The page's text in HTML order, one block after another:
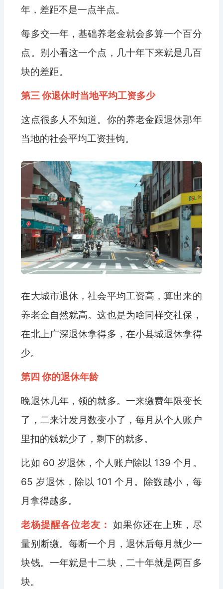
年，差距不是一点半点。
每多交一年，基础养老金就会多算一个百分
点。别小看这一个点，几十年下来就是几百
块的差距。
第三 你退休时当地平均工资多少
这点很多人不知道。你的养老金跟退休那年
当地的社会平均工资挂钩。
在大城市退休，社会平均工资高，算出来的
养老金自然就高。这也是为啥同样交社保，
在北上广深退休拿得多，在小县城退休拿得
少。
第四 你的退休年龄
晚退休几年，领的就多。一来缴费年限变长
了，二来计发月数变小了，每月从个人账户
里扣的钱就少了，剩下的就多。
比如 60 岁退休，个人账户除以 139 个月。
65 岁退休，除以 101 个月。除数越小，每
月拿得越多。
老杨提醒各位老友： 如果你还在上班，尽
量别断缴。每断一个月，退休后每月就少一
块钱。一年就是十二块，二十年就是两百多
块。